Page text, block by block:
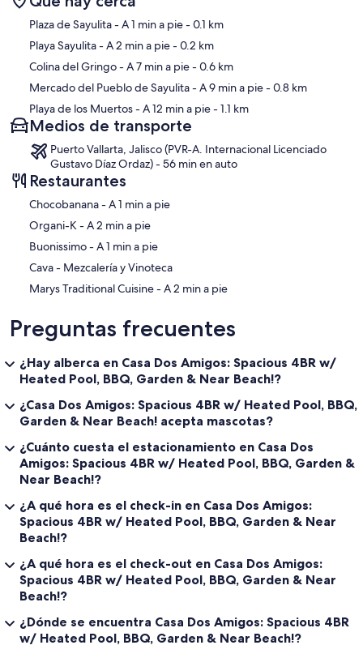
Sección del mapa
Plaza de Sayulita- A 1 min a pie- 0.1 km
Playa Sayulita- A 2 min a pie- 0.2 km
Colina del Gringo- A 7 min a pie- 0.6 km
Mercado del Pueblo de Sayulita- A 9 min a pie- 0.8 km
Playa de los Muertos- A 12 min a pie- 1.1 km
Medios de transporte
Puerto Vallarta, Jalisco (PVR-A. Internacional Licenciado
Gustavo Díaz Ordaz) - 56 min en auto
Restaurantes
‪Chocobanana - ‬A 1 min a pie
‪Organi-K - ‬A 2 min a pie
‪Buonissimo - ‬A 1 min a pie
Cava - Mezcalería y Vinoteca
‪Marys Traditional Cuisine - ‬A 2 min a pie
Preguntas frecuentes
¿Hay alberca en Casa Dos Amigos: Spacious 4BR w/
Heated Pool, BBQ, Garden & Near Beach!?
¿Casa Dos Amigos: Spacious 4BR w/ Heated Pool, BBQ,
Garden & Near Beach! acepta mascotas?
¿Cuánto cuesta el estacionamiento en Casa Dos
Amigos: Spacious 4BR w/ Heated Pool, BBQ, Garden &
Near Beach!?
¿A qué hora es el check-in en Casa Dos Amigos:
Spacious 4BR w/ Heated Pool, BBQ, Garden & Near
Beach!?
¿A qué hora es el check-out en Casa Dos Amigos:
Spacious 4BR w/ Heated Pool, BBQ, Garden & Near
Beach!?
¿Dónde se encuentra Casa Dos Amigos: Spacious 4BR
w/ Heated Pool, BBQ, Garden & Near Beach!?